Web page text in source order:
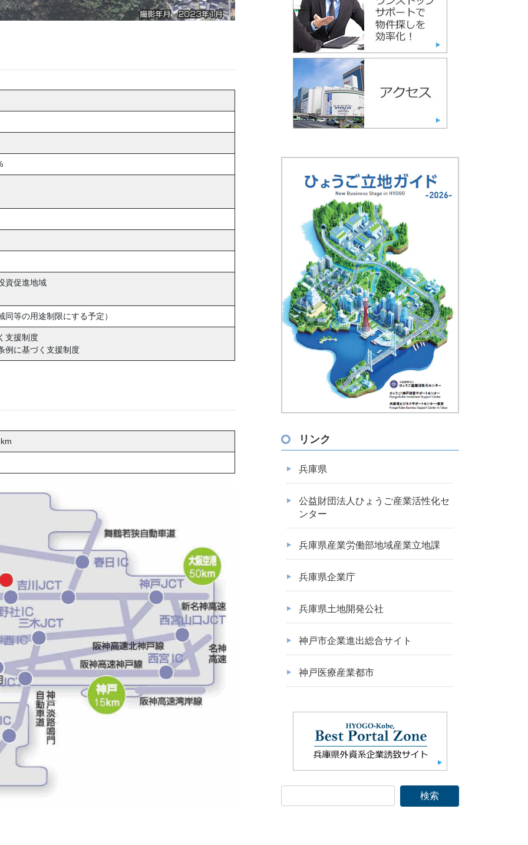
資促進地域
等の用途制限にする予定）
支援制度
例に基づく支援制度
リンク
兵庫県
公益財団法人ひょうご産業活性化セ
ンター
兵庫県産業労働部地域産業立地課
兵庫県企業庁
兵庫県土地開発公社
神戸市企業進出総合サイト
神戸医療産業都市